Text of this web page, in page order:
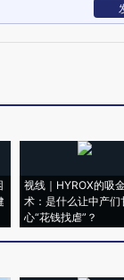
视线｜HYROX的吸
术：是什么让中产们
心“花钱找虐”？